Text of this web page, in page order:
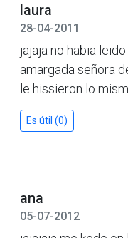
laura
28-04-2011
jajaja no habia
amargada señora
le hissieron lo
Es útil (0)
ana
05-07-2012